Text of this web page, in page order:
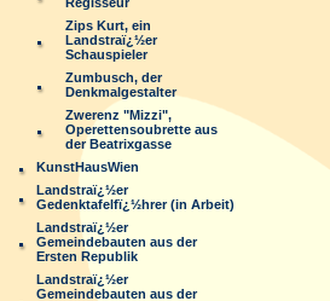
Zips Kurt, ein
Landstraï¿½er
Schauspieler
Zumbusch, der
Denkmalgestalter
Zwerenz "Mizzi",
Operettensoubrette aus
der Beatrixgasse
KunstHausWien
Landstraï¿½er
Gedenktafelfï¿½hrer (in Arbeit)
Landstraï¿½er
Gemeindebauten aus der
Ersten Republik
Landstraï¿½er
Gemeindebauten aus der